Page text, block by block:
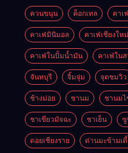
ควนขนุน ค็อกเทล คาเฟ่
คาเฟ่มินิมอล คาเฟ่เชียงใหม่
คาเฟ่ในปั้มน้ำมัน คาเฟ่ใน
จันทบุรี จิ้มจุ่ม จุดชมวิว
ช้างม่อย ชานม ชานม
ชาเขียวมัจฉะ ชาเย็น
ดอยเชียงราย ด่านมะข้ามเ